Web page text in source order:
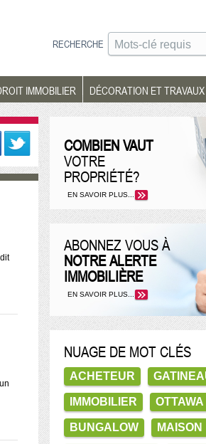
RECHERCHE
IMMOBILIER DÉCORATION ET TRAVAUX
COMBIEN VAUT
VOTRE
PROPRIÉTÉ?
EN SAVOIR PLUS...
ABONNEZ VOUS À
NOTRE ALERTE
IMMOBILIÈRE
EN SAVOIR PLUS...
NUAGE DE MOT CLÉS
ACHETEUR
IMMOBILIER OTTAWA
BUNGALOW MAISON